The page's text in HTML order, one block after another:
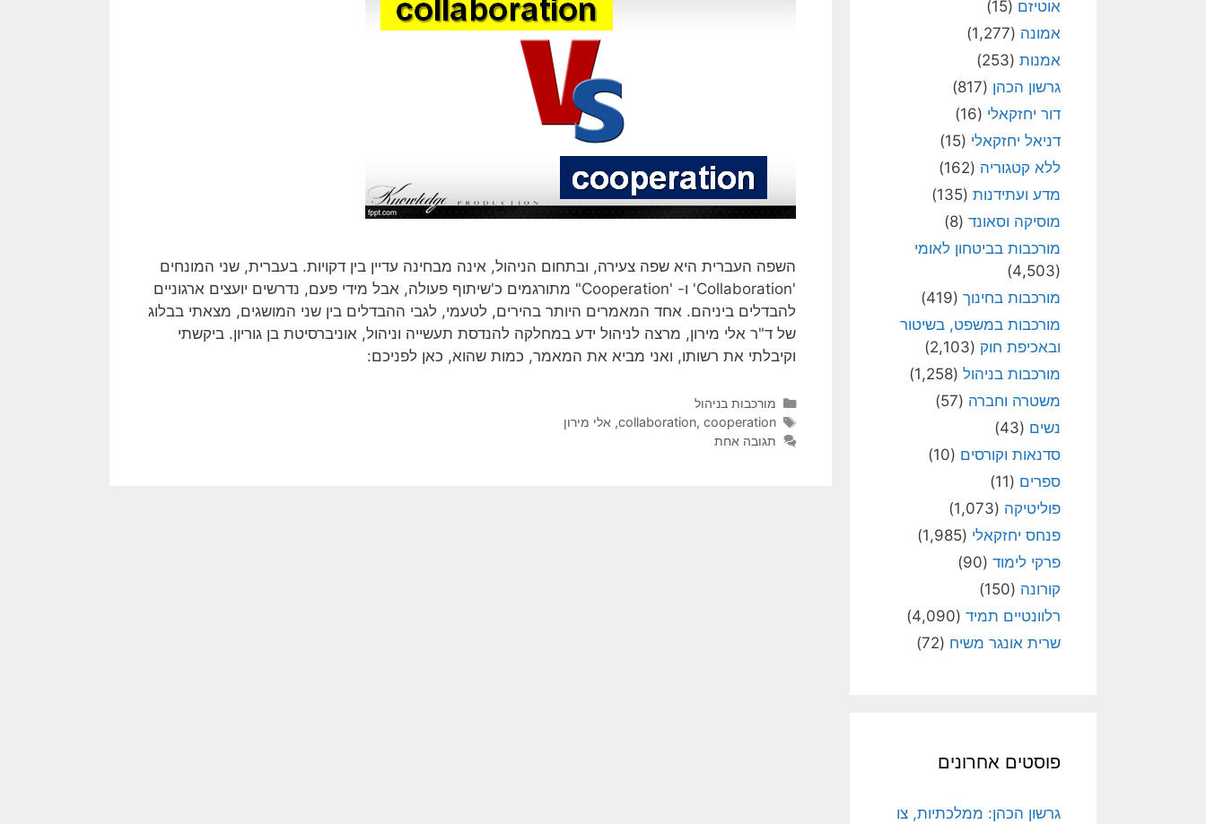
השפה העברית היא שפה צעירה, ובתחום הניהול, אינה מבחינה עדיין בין דקויות. בעברית, שני המונחים
'Collaboration' ו- 'Cooperation" מתורגמים כ'שיתוף פעולה, אבל מידי פעם, נדרשים יועצים ארגוניים
להבדלים ביניהם. אחד המאמרים היותר בהירים, לטעמי, לגבי ההבדלים בין שני המושגים, מצאתי בבלוג
של ד"ר אלי מירון, מרצה לניהול ידע במחלקה להנדסת תעשייה וניהול, אוניברסיטת בן גוריון. ביקשתי
וקיבלתי את רשותו, ואני מביא את המאמר, כמות שהוא, כאן לפניכם:
קטגוריות
מורכבות בניהול
תגיות
collaboration,cooperation
, אלי מירון
תגובה אחת
אוטיזם (15)
אמונה (1,277)
אמנות (253)
גרשון הכהן (817)
דור יחזקאלי (16)
דניאל יחזקאלי (15)
ללא קטגוריה (162)
מדע ועתידנות (135)
מוסיקה וסאונד (8)
מורכבות בביטחון לאומי
(4,503)
מורכבות בחינוך (419)
מורכבות במשפט, בשיטור
ובאכיפת חוק (2,103)
מורכבות בניהול (1,258)
משטרה וחברה (57)
נשים (43)
סדנאות וקורסים (10)
ספרים (11)
פוליטיקה (1,073)
פנחס יחזקאלי (1,985)
פרקי לימוד (90)
קורונה (150)
רלוונטיים תמיד (4,090)
שרית אונגר משיח (72)
פוסטים אחרונים
גרשון הכהן: ממלכתיות, צו